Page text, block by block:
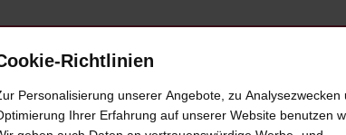
LOYALTY SELF-SERVICES
Richtlinien
Personalisierung unserer Angebote, zu Analysezwecken
Ihrer Erfahrung auf unserer Website benutzen